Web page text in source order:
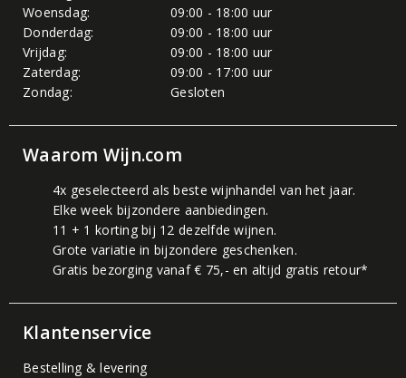
Woensdag:
09:00 - 18:00 uur
Donderdag:
09:00 - 18:00 uur
Vrijdag:
09:00 - 18:00 uur
Zaterdag:
09:00 - 17:00 uur
Zondag:
Gesloten
Waarom Wijn.com
4x geselecteerd als beste wijnhandel van het jaar.
Elke week bijzondere aanbiedingen.
11 + 1 korting bij 12 dezelfde wijnen.
Grote variatie in bijzondere geschenken.
Gratis bezorging vanaf € 75,- en altijd gratis retour*
Klantenservice
Bestelling & levering